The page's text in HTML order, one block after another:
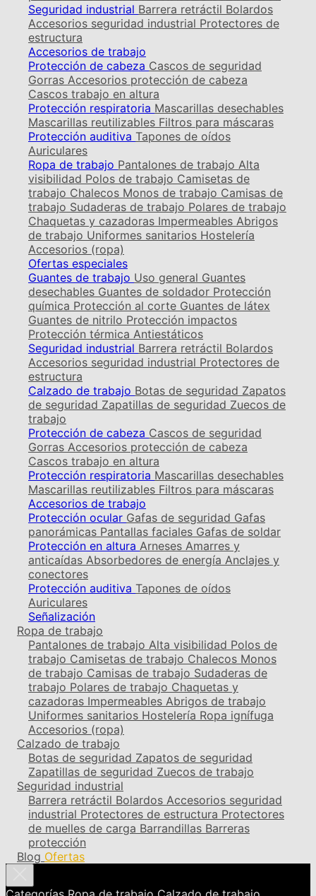
Seguridad industrial Barrera retráctil Bolardos
Accesorios seguridad industrial Protectores de
estructura
Accesorios de trabajo
Protección de cabeza Cascos de seguridad
Gorras Accesorios protección de cabeza
Cascos trabajo en altura
Protección respiratoria Mascarillas desechables
Mascarillas reutilizables Filtros para máscaras
Protección auditiva Tapones de oídos
Auriculares
Ropa de trabajo Pantalones de trabajo Alta
visibilidad Polos de trabajo Camisetas de
trabajo Chalecos Monos de trabajo Camisas de
trabajo Sudaderas de trabajo Polares de trabajo
Chaquetas y cazadoras Impermeables Abrigos
de trabajo Uniformes sanitarios Hostelería
Accesorios (ropa)
Ofertas especiales
Guantes de trabajo Uso general Guantes
desechables Guantes de soldador Protección
química Protección al corte Guantes de látex
Guantes de nitrilo Protección impactos
Protección térmica Antiestáticos
Seguridad industrial Barrera retráctil Bolardos
Accesorios seguridad industrial Protectores de
estructura
Calzado de trabajo Botas de seguridad Zapatos
de seguridad Zapatillas de seguridad Zuecos de
trabajo
Protección de cabeza Cascos de seguridad
Gorras Accesorios protección de cabeza
Cascos trabajo en altura
Protección respiratoria Mascarillas desechables
Mascarillas reutilizables Filtros para máscaras
Accesorios de trabajo
Protección ocular Gafas de seguridad Gafas
panorámicas Pantallas faciales Gafas de soldar
Protección en altura Arneses Amarres y
anticaídas Absorbedores de energía Anclajes y
conectores
Protección auditiva Tapones de oídos
Auriculares
Señalización
Ropa de trabajo
Pantalones de trabajo Alta visibilidad Polos de
trabajo Camisetas de trabajo Chalecos Monos
de trabajo Camisas de trabajo Sudaderas de
trabajo Polares de trabajo Chaquetas y
cazadoras Impermeables Abrigos de trabajo
Uniformes sanitarios Hostelería Ropa ignífuga
Accesorios (ropa)
Calzado de trabajo
Botas de seguridad Zapatos de seguridad
Zapatillas de seguridad Zuecos de trabajo
Seguridad industrial
Barrera retráctil Bolardos Accesorios seguridad
industrial Protectores de estructura Protectores
de muelles de carga Barrandillas Barreras
protección
Blog Ofertas